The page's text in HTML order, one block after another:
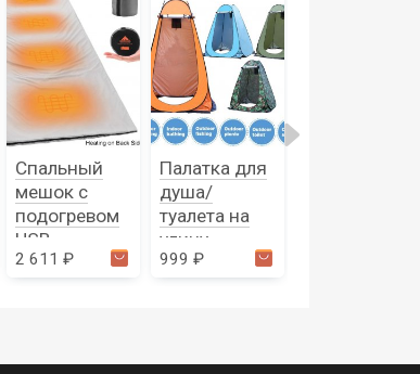
Спальный
мешок с
подогревом
USB
2 611 ₽
Палатка для
душа/
туалета на
улицу
999 ₽